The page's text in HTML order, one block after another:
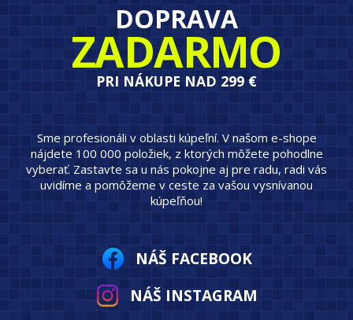
DOPRAVA
ZADARMO
PRI NÁKUPE NAD 299 €
Sme profesionáli v oblasti kúpeľní. V našom e-shope
nájdete 100 000 položiek, z ktorých môžete pohodlne
vyberať. Zastavte sa u nás pokojne aj pre radu, radi vás
uvidíme a pomôžeme v ceste za vašou vysnívanou
kúpeľňou!
NÁŠ FACEBOOK
NÁŠ INSTAGRAM